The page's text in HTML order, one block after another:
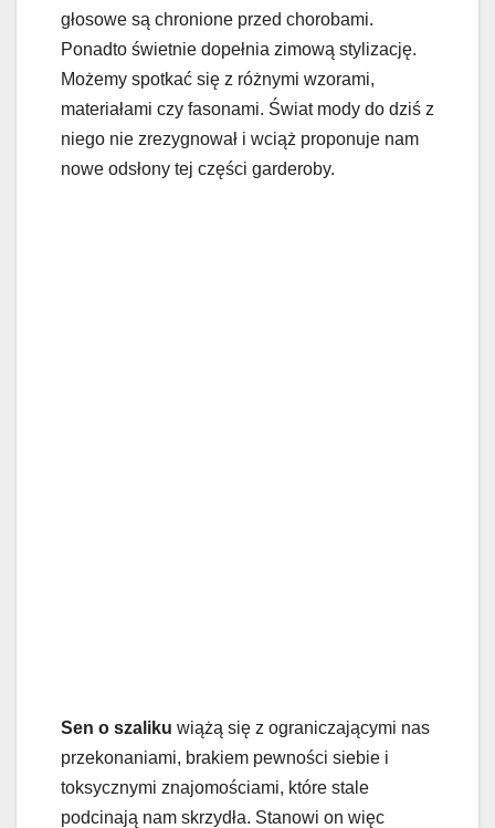
głosowe są chronione przed chorobami.
Ponadto świetnie dopełnia zimową stylizację.
Możemy spotkać się z różnymi wzorami,
materiałami czy fasonami. Świat mody do dziś z
niego nie zrezygnował i wciąż proponuje nam
nowe odsłony tej części garderoby.
Sen o szaliku wiążą się z ograniczającymi nas
przekonaniami, brakiem pewności siebie i
toksycznymi znajomościami, które stale
podcinają nam skrzydła. Stanowi on więc